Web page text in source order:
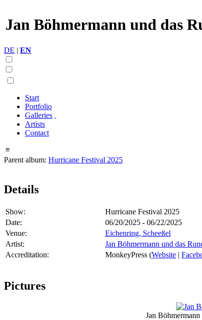
Jan Böhmermann und das
DE | EN
Start
Portfolio
Galleries
Artists
Contact
≡
Parent album: Hurricane Festival 2025
Details
Show:
Hurricane Festival 2025
Date:
06/20/2025 - 06/22/2025
Venue:
Eichenring, Scheeßel
Artist:
Jan Böhmermann und das
Accreditation:
MonkeyPress (Website |
Pictures
Jan